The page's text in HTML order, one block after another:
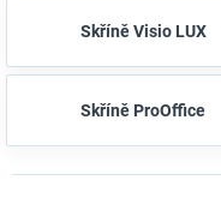
Skříně Visio LUX
Skříně ProOffice